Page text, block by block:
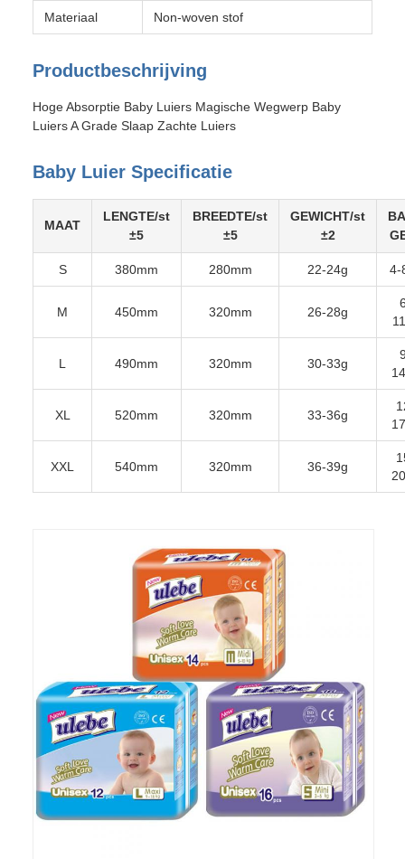
Materiaal Non-woven stof
Productbeschrijving
Hoge Absorptie Baby Luiers Magische Wegwerp Baby
Luiers A Grade Slaap Zachte Luiers
Baby Luier Specificatie
MAAT
LENGTE/st
±5
BREEDTE/st
±5
GEWICHT/st
±2
S 380mm 280mm 22-24g 4-
M 450mm 320mm 26-28g
L 490mm 320mm 30-33g
XL 520mm 320mm 33-36g
XXL 540mm 320mm 36-39g